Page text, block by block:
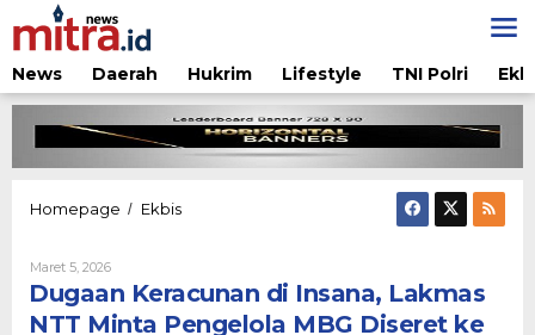
Lewati
ke
konten
News
Daerah Hukrim Lifestyle TNI Polri
Homepage / EkbisDugaan
Lakmas
Maret 5, 2026Oleh
Mitranews.id
Dugaan Keracunan di Insana, Lakmas
NTT Minta Pengelola MBG Diseret ke